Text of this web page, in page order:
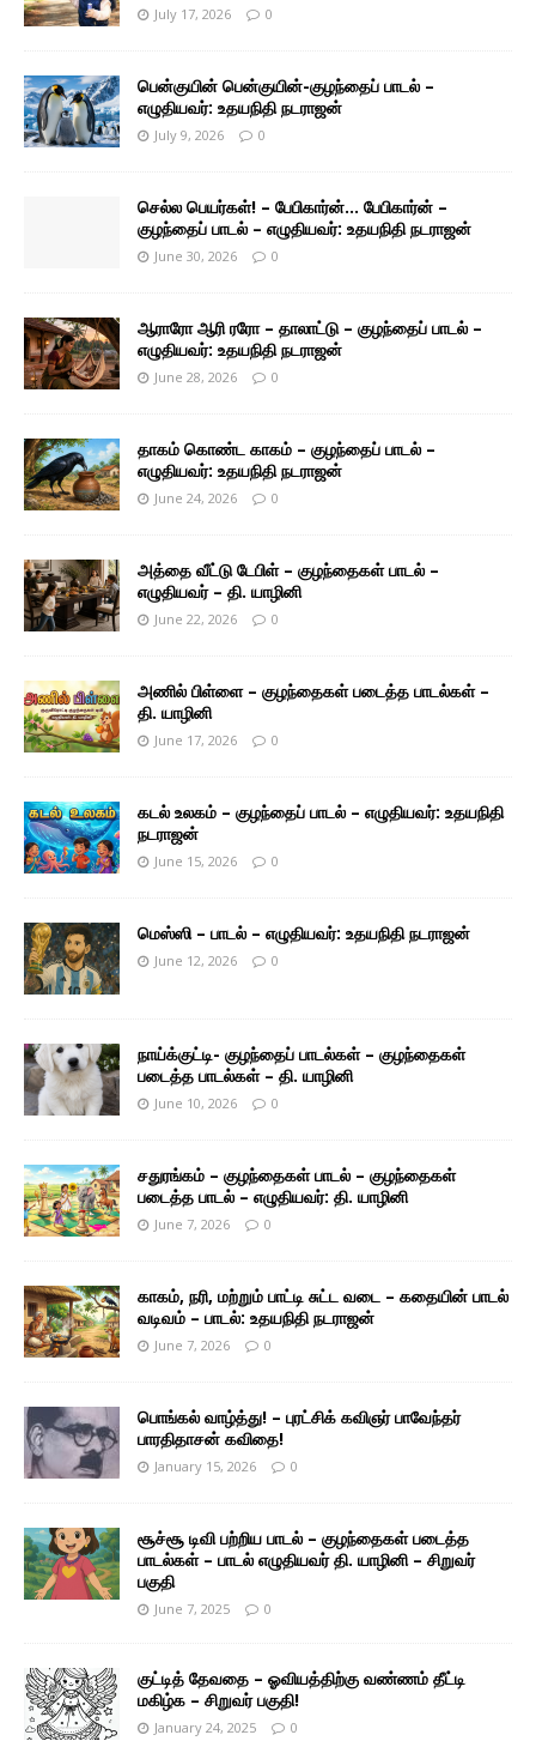
July 17, 2026 0
பென்குயின் பென்குயின்-குழந்தைப் பாடல் –
எழுதியவர்: உதயநிதி நடராஜன்
July 9, 2026 0
செல்ல பெயர்கள்! – பேபிகார்ன்… பேபிகார்ன் –
குழந்தைப் பாடல் – எழுதியவர்: உதயநிதி நடராஜன்
June 30, 2026 0
ஆராரோ ஆரி ரரோ – தாலாட்டு – குழந்தைப் பாடல் –
எழுதியவர்: உதயநிதி நடராஜன்
June 28, 2026 0
தாகம் கொண்ட காகம் – குழந்தைப் பாடல் –
எழுதியவர்: உதயநிதி நடராஜன்
June 24, 2026 0
அத்தை வீட்டு டேபிள் – குழந்தைகள் பாடல் –
எழுதியவர் – தி. யாழினி
June 22, 2026 0
அணில் பிள்ளை – குழந்தைகள் படைத்த பாடல்கள் –
தி. யாழினி
June 17, 2026 0
கடல் உலகம் – குழந்தைப் பாடல் – எழுதியவர்: உதயநிதி
நடராஜன்
June 15, 2026 0
மெஸ்ஸி – பாடல் – எழுதியவர்: உதயநிதி நடராஜன்
June 12, 2026 0
நாய்க்குட்டி- குழந்தைப் பாடல்கள் – குழந்தைகள்
படைத்த பாடல்கள் – தி. யாழினி
June 10, 2026 0
சதுரங்கம் – குழந்தைகள் பாடல் – குழந்தைகள்
படைத்த பாடல் – எழுதியவர்: தி. யாழினி
June 7, 2026 0
காகம், நரி, மற்றும் பாட்டி சுட்ட வடை – கதையின் பாடல்
வடிவம் – பாடல்: உதயநிதி நடராஜன்
June 7, 2026 0
பொங்கல் வாழ்த்து! – புரட்சிக் கவிஞர் பாவேந்தர்
பாரதிதாசன் கவிதை!
January 15, 2026 0
சூச்சூ டிவி பற்றிய பாடல் – குழந்தைகள் படைத்த
பாடல்கள் – பாடல் எழுதியவர் தி. யாழினி – சிறுவர்
பகுதி
June 7, 2025 0
குட்டித் தேவதை – ஓவியத்திற்கு வண்ணம் தீட்டி
மகிழ்க – சிறுவர் பகுதி!
January 24, 2025 0